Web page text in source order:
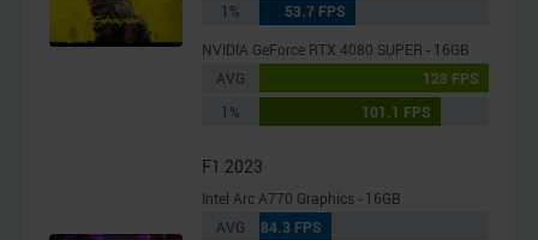
1%
53.7 FPS
NVIDIA GeForce RTX 4080 SUPER - 16GB
AVG
128 FPS
1%
101.1 FPS
F1 2023
Intel Arc A770 Graphics - 16GB
AVG
84.3 FPS